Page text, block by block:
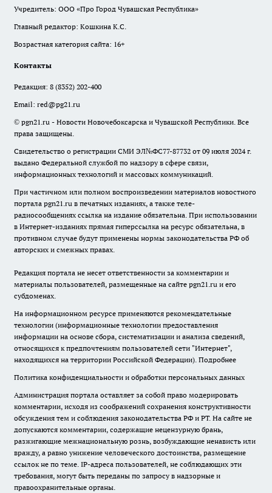
Учредитель: ООО «Про Город Чувашская Республика»
Главный редактор: Кошкина К.С.
Возрастная категория сайта: 16+
Контакты
Редакция: 8 (8352) 202-400
Email: red@pg21.ru
© pgn21.ru - Новости Новочебоксарска и Чувашской Республики. Все
права защищены.
Свидетельство о регистрации СМИ ЭЛ№ФС77-87732 от 09 июля 2024 г.
выдано Федеральной службой по надзору в сфере связи,
информационных технологий и массовых коммуникаций.
При частичном или полном воспроизведении материалов новостного
портала pgn21.ru в печатных изданиях, а также теле-
радиосообщениях ссылка на издание обязательна. При использовании
в Интернет-изданиях прямая гиперссылка на ресурс обязательна, в
противном случае будут применены нормы законодательства РФ об
авторских и смежных правах.
Редакция портала не несет ответственности за комментарии и
материалы пользователей, размещенные на сайте pgn21.ru и его
субдоменах.
На информационном ресурсе применяются рекомендательные
технологии (информационные технологии предоставления
информации на основе сбора, систематизации и анализа сведений,
относящихся к предпочтениям пользователей сети "Интернет",
находящихся на территории Российской Федерации). Подробнее
Политика конфиденциальности и обработки персональных данных
Администрация портала оставляет за собой право модерировать
комментарии, исходя из соображений сохранения конструктивности
обсуждения тем и соблюдения законодательства РФ и РТ. На сайте не
допускаются комментарии, содержащие нецензурную брань,
разжигающие межнациональную рознь, возбуждающие ненависть или
вражду, а равно унижение человеческого достоинства, размещение
ссылок не по теме. IP-адреса пользователей, не соблюдающих эти
требования, могут быть переданы по запросу в надзорные и
правоохранительные органы.